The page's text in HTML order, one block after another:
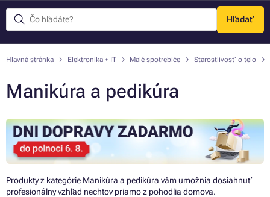
Hľadať
Menu
Hlavná stránka Elektronika + IT Malé spotrebiče Starostlivosť o telo
Manikúra a pedikúra
Produkty z kategórie Manikúra a pedikúra vám umožnia dosiahnuť
profesionálny vzhľad nechtov priamo z pohodlia domova.